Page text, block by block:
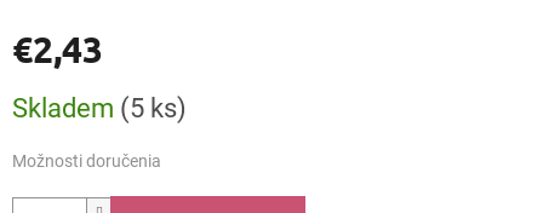
€2,43
cena:
Skladem (5 ks)
Možnosti doručenia